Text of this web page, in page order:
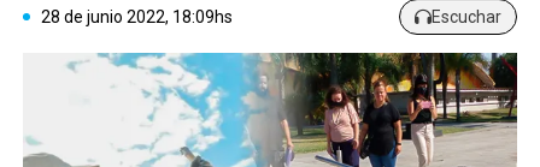
28 de junio 2022, 18:09hs Escuchar